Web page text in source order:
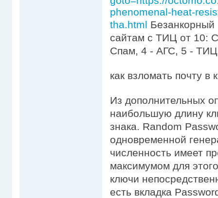
phenomenal-heat-
tha.html Безанкорный
сайтам с ТИЦ от 10:
Спам, 4 - АГС, 5 - ТИЦ
как взломать почту в
Из дополнительных
наибольшую длину
знака. Random
одновременной
численность имеет
максимумом для
ключи
есть вкладка